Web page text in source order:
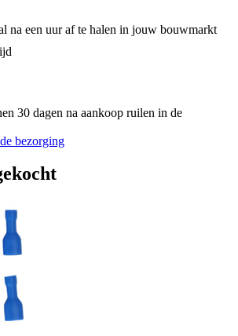
na een uur af te halen in jouw bouwmarkt
30 dagen na aankoop ruilen in de
bezorging